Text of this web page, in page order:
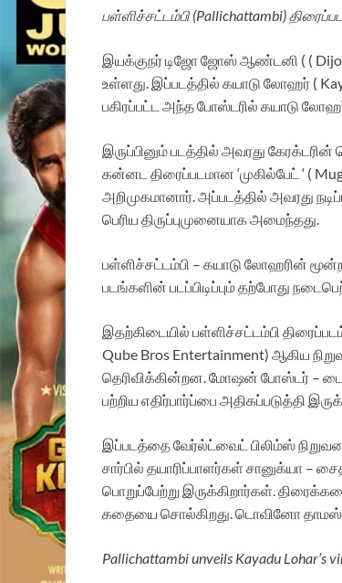
பள்ளிச்சட்டம்பி (Pallichattambi)
இயக்குநர் டிஜோ ஜோஸ் ஆண்டனி ( ( Dijo
உள்ளது. இப்படத்தில் கயாடு லோஹர் (
பகிரப்பட்ட அந்த போஸ்டரில் கயாடு
இருப்பினும் படத்தில் அவரது
கன்னட திரைப்படமான ‘முகில்பேட் ‘ (
அறிமுகமானார். அப்படத்தில் அவரது
பெரிய திருப்புமுனையாக அமைந்தது.
பள்ளிச்சட்டம்பி – கயாடு லோஹரின்
படங்களின் படப்பிடிப்பும் தற்போது
இதற்கிடையில் பள்ளிச்சட்டம்பி
Qube Bros Entertainment) ஆகிய
தெரிவிக்கின்றன. மோஷன் போஸ்டர் –
பற்றிய எதிர்பார்ப்பை அதிகப்படுத்தி
இப்படத்தை வேர்ல்ட்வைட் பிலிம்ஸ்
சார்பில் தயாரிப்பாளர்கள் சானுக்யா
பொறுப்பேற்று இருக்கிறார்கள்.
கதையை சொல்கிறது. டொவினோ தாமஸ்
Pallichattambi unveils Kayadu Lohar’s